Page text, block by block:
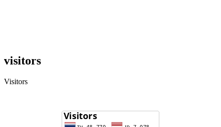
visitors
Visitors